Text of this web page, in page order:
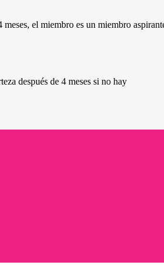
el miembro es un miembro
después de 4 meses si no hay